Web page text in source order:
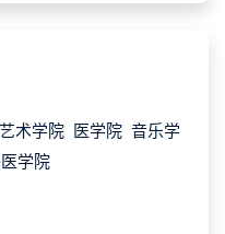
术学院 医学院 音乐学
学院